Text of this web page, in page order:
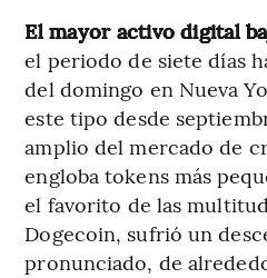
El mayor activo digital
el periodo de siete días
del domingo en Nueva
este tipo desde
amplio del mercado de
engloba tokens más
el favorito de las
Dogecoin, sufrió un
pronunciado, de